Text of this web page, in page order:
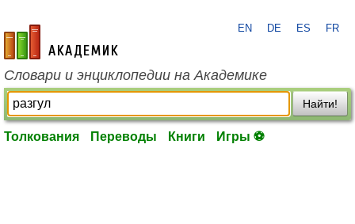
academic.ru
EN DE ES FR
Словари и энциклопедии на Академике
Найти!
Толкования Переводы Книги Игры ⚽